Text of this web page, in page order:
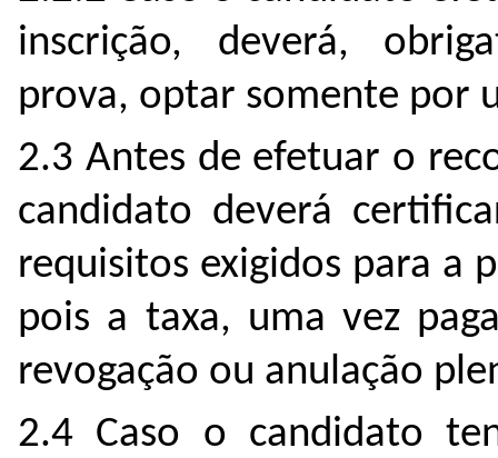
inscrição, deverá,
prova, optar somente por
2.3 Antes de efetuar o
candidato deverá
requisitos exigidos para a
pois a taxa, uma vez
revogação ou anulação
2.4 Caso o candidato